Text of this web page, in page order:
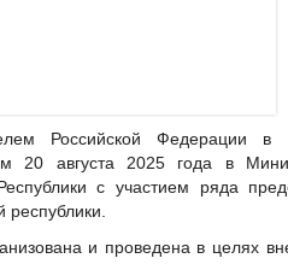
Российской Федерации в
20 августа 2025 года в
с участием ряда
республики.
и проведена в целях